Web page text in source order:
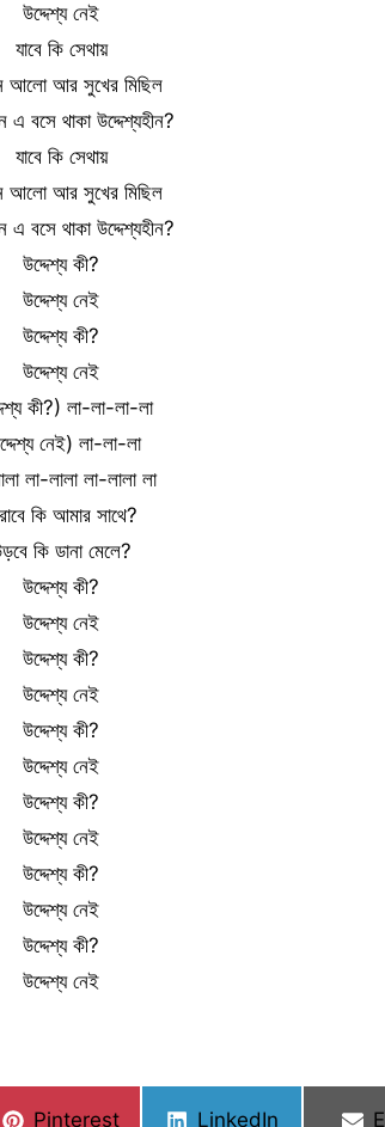
উদ্দেশ্য নেই
যাবে কি সেথায়
আলো আর সুখের মিছিল
এ বসে থাকা উদ্দেশ্যহীন?
যাবে কি সেথায়
আলো আর সুখের মিছিল
এ বসে থাকা উদ্দেশ্যহীন?
উদ্দেশ্য কী?
উদ্দেশ্য নেই
উদ্দেশ্য কী?
উদ্দেশ্য নেই
কী?) লা-লা-লা-লা
নেই) লা-লা-লা
লা-লালা লা-লালা লা
কি আমার সাথে?
কি ডানা মেলে?
উদ্দেশ্য কী?
উদ্দেশ্য নেই
উদ্দেশ্য কী?
উদ্দেশ্য নেই
উদ্দেশ্য কী?
উদ্দেশ্য নেই
উদ্দেশ্য কী?
উদ্দেশ্য নেই
উদ্দেশ্য কী?
উদ্দেশ্য নেই
উদ্দেশ্য কী?
উদ্দেশ্য নেই
Share
Pinterest
Share
LinkedIn